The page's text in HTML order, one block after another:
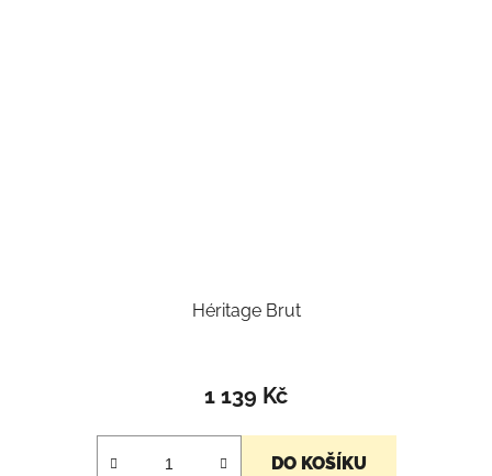
Héritage Brut
1 139 Kč
DO KOŠÍKU